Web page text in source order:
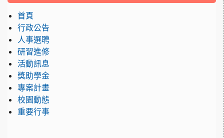
首頁
行政公告
人事選聘
研習進修
活動訊息
獎助學金
專案計畫
校園動態
重要行事